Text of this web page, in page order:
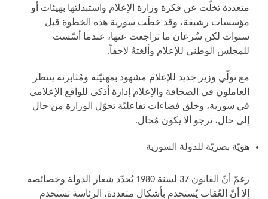
متعددة تخلّت عن فكرة وزارة الإعلام واستبدلتها بهيئات أو
مؤسسات رشيقة، وقد خطَت سورية هذه الخطوة قبل
سنوات لكن سُرعان ما تراجعت عنها، عندما أسّست
للمجلس الوطني للإعلام وألغتهُ لاحقاً.
مع تولّي وزير جديد للإعلام مشهود بمهنيّته ومُثابرته ينتظر
العاملون في الصحافة والإعلام إدارة أذكى للواقع الإعلامي
في سورية، وخلق فضاءات تفاعليّة تحوّل الوزارة من حال
إلى حال، نرجو ألا يكون مُحال.
هويّة بصريّة للدولة السورية
رغمّ أنّ القانون 37 لسنة 1980 يُحدّد شعار الدولة وخصائصه
إلا أنّ العُقاب يُستخدم بأشكال متعددة، الرئاسة تستخدم